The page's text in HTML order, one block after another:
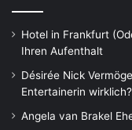
Hotel in Frankfurt
Ihren Aufenthalt
Désirée Nick
Entertainerin wirklich?
Angela van Brakel